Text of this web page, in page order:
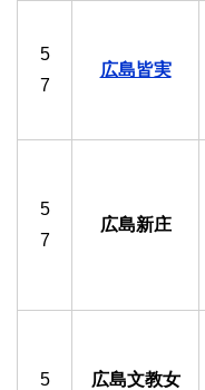
5
7
広島皆実
5
7
広島新庄
5
広島文教女